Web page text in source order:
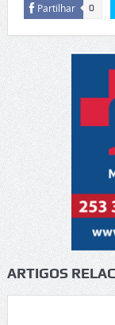
Partilhar 0
ARTIGOS